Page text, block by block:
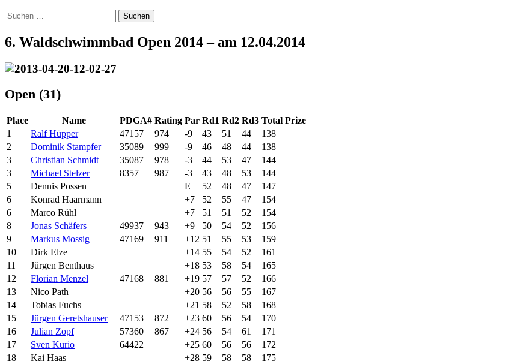
Suchen
nach:
6. Waldschwimmbad Open 2014 – am 12.04.2014
Open (31)
Place Name PDGA# Rating Par Rd1 Rd2 Rd3 Total Prize
1
Ralf Hüpper 47157 974 -9 43 51 44
138
2
Dominik Stampfer 35089 999 -9 46 48 44
138
3
Christian Schmidt 35087 978 -3 44 53 47
144
3
Michael Stelzer 8357 987 -3 43 48 53
144
5
Dennis Possen E 52 48 47
147
6
Konrad Haarmann +7 52 55 47
154
6
Marco Rühl +7 51 51 52
154
8
Jonas Schäfers 49937 943 +9 50 54 52
156
9
Markus Mossig 47169 911 +12 51 55 53
159
10
Dirk Elze +14 55 54 52
161
11
Jürgen Benthaus +18 53 58 54
165
12
Florian Menzel 47168 881 +19 57 57 52
166
13
Nico Path +20 56 56 55
167
14
Tobias Fuchs +21 58 52 58
168
15
Jürgen Geretshauser 47153 872 +23 60 56 54
170
16
Julian Zopf 57360 867 +24 56 54 61
171
17
Sven Kurio 64422 +25 60 56 56
172
18
Kai Haas +28 59 58 58
175